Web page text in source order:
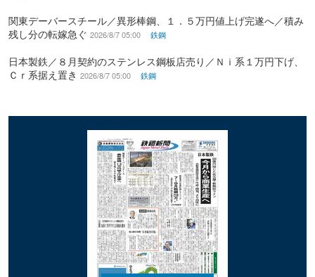
関東デーバースチール／異形棒鋼、１．５万円値上げ完遂へ／積み
残し分の転嫁急ぐ 2026/8/7 05:00 鉄鋼
日本製鉄／８月契約のステンレス鋼板店売り／Ｎｉ系１万円下げ、
Ｃｒ系据え置き 2026/8/7 05:00 鉄鋼